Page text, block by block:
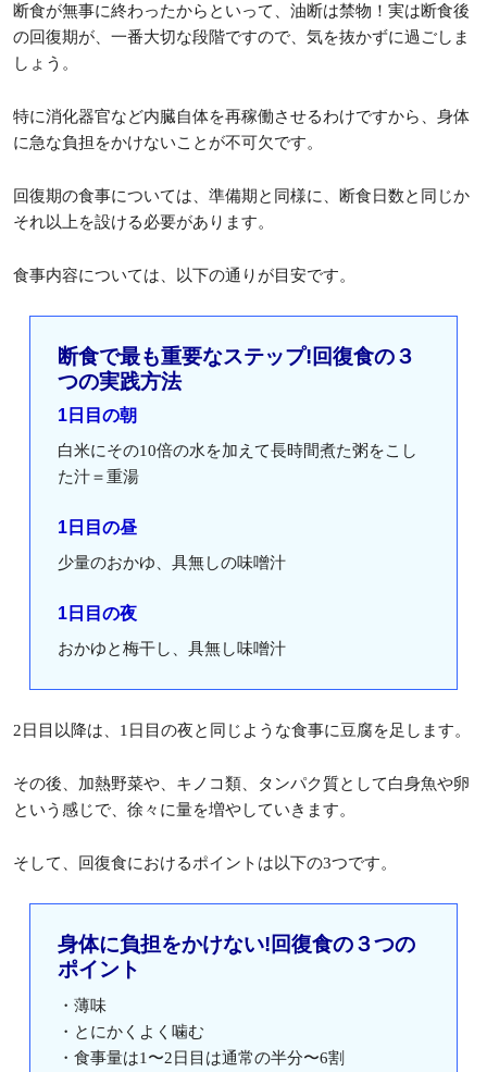
断食が無事に終わったからといって、油断は禁物！実は断食後
の回復期が、一番大切な段階ですので、気を抜かずに過ごしま
しょう。
特に消化器官など内臓自体を再稼働させるわけですから、身体
に急な負担をかけないことが不可欠です。
回復期の食事については、準備期と同様に、断食日数と同じか
それ以上を設ける必要があります。
食事内容については、以下の通りが目安です。
断食で最も重要なステップ!回復食の３
つの実践方法
1日目の朝
白米にその10倍の水を加えて長時間煮た粥をこし
た汁＝重湯
1日目の昼
少量のおかゆ、具無しの味噌汁
1日目の夜
おかゆと梅干し、具無し味噌汁
2日目以降は、1日目の夜と同じような食事に豆腐を足します。
その後、加熱野菜や、キノコ類、タンパク質として白身魚や卵
という感じで、徐々に量を増やしていきます。
そして、回復食におけるポイントは以下の3つです。
身体に負担をかけない!回復食の３つの
ポイント
・薄味
・とにかくよく噛む
・食事量は1〜2日目は通常の半分〜6割